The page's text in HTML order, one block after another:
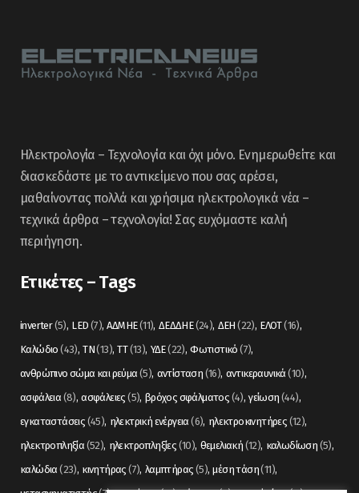
Ηλεκτρολογία – Τεχνολογία και όχι μόνο. Ενημερωθείτε και
διασκεδάστε με το αντικείμενο που σας αρέσει,
μαθαίνοντας πολλά και χρήσιμα ηλεκτρολογικά νέα –
τεχνικά άρθρα – τεχνολογία! Σας ευχόμαστε καλή
περιήγηση.
Ετικέτες – Tags
inverter(5) LED (7) ΑΔΜΗΕ(11) ΔΕΔΔΗΕ(24) ΔΕΗ (22) ΕΛΟΤ(16)
Καλώδιο (43) ΤΝ(13) ΤΤ(13) ΥΔΕ(22) Φωτιστικό (7)
ανθρώπινο σώμα και ρεύμα (5) αντίσταση (16) αντικεραυνικά (10)
ασφάλεια (8) ασφάλειες (5) βρόχος σφάλματος (4) γείωση (44)
εγκαταστάσεις (45) ηλεκτρική ενέργεια (6) ηλεκτροκινητήρες (12)
ηλεκτροπληξία (52) ηλεκτροπληξίες (10) θεμελιακή (12) καλωδίωση (5)
καλώδια (23) κινητήρας (7) λαμπτήρας (5) μέση τάση(11)